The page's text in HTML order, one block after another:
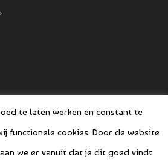
2022
te laten werken en constant te
functionele cookies. Door de website
we er vanuit dat je dit goed vindt.